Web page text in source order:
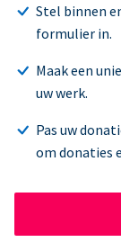
Stel binnen
formulier in.
Maak een
uw werk.
Pas uw
om donaties